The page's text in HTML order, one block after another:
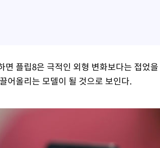
면 플립8은 극적인 외형 변화보다는 접었
어올리는 모델이 될 것으로 보인다.